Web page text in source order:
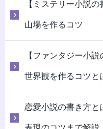
【ミステリー小説
山場を作るコツ
【ファンタジー小
世界観を作るコツと
恋愛小説の書き方と